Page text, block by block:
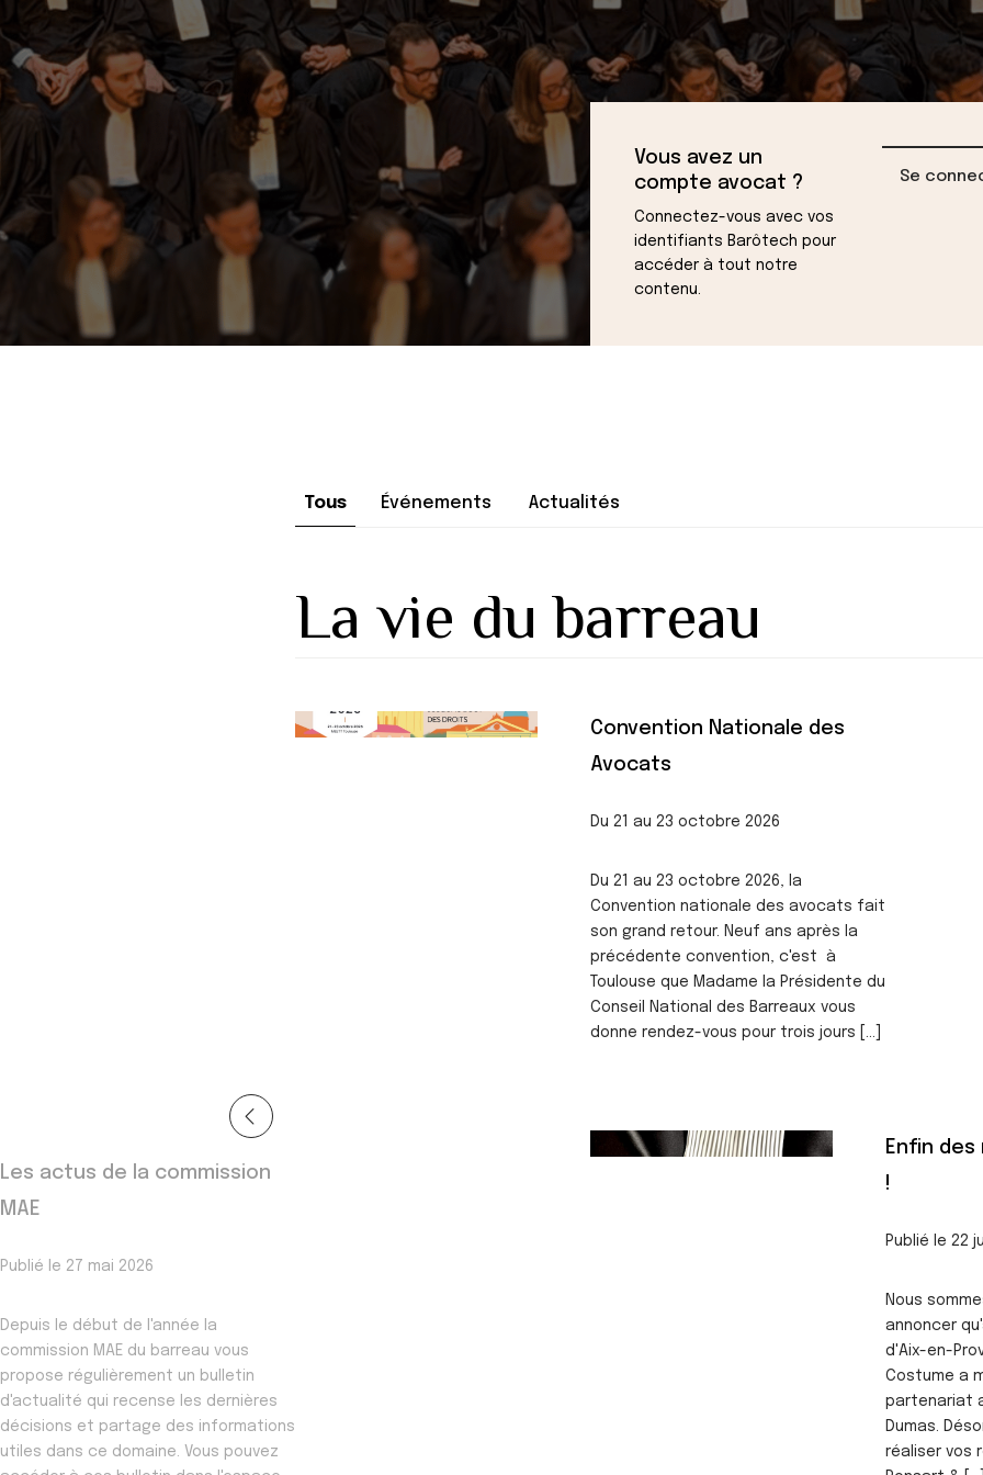
Vous avez un
compte avocat ?
Connectez-vous avec vos
identifiants Barôtech pour
accéder à tout notre
contenu.
Se
La vie du barreau
Tous Événements Actualités
Les actus de la commission
MAE
Publié le 27 mai 2026
Depuis le début de l'année la
commission MAE du barreau vous
propose régulièrement un bulletin
d'actualité qui recense les dernières
décisions et partage des informations
utiles dans ce domaine. Vous pouvez
">
Convention Nationale des
Avocats
Du 21 au 23 octobre 2026
Du 21 au 23 octobre 2026, la
Convention nationale des avocats fait
son grand retour. Neuf ans après la
précédente convention, c'est à
Toulouse que Madame la Présidente du
Conseil National des Barreaux vous
donne rendez-vous pour trois jours [...]
Enfin des
!
Publié le 22
Nous
annoncer
d'Aix-en-
Costume a
partenariat
Dumas.
réaliser vos